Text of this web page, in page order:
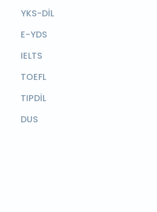
YKS-DİL
E-YDS
IELTS
TOEFL
TIPDİL
DUS